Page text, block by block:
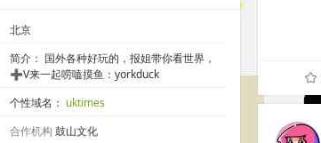
北京
简介： 国外各种好玩的，报姐带你看世界，
➕V来一起唠嗑摸鱼：yorkduck
个性域名： uktimes
合作机构 鼓山文化
û